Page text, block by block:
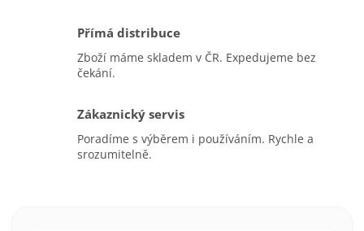
Přímá distribuce
Zboží máme skladem v ČR. Expedujeme bez
čekání.
Zákaznický servis
Poradíme s výběrem i používáním. Rychle a
srozumitelně.